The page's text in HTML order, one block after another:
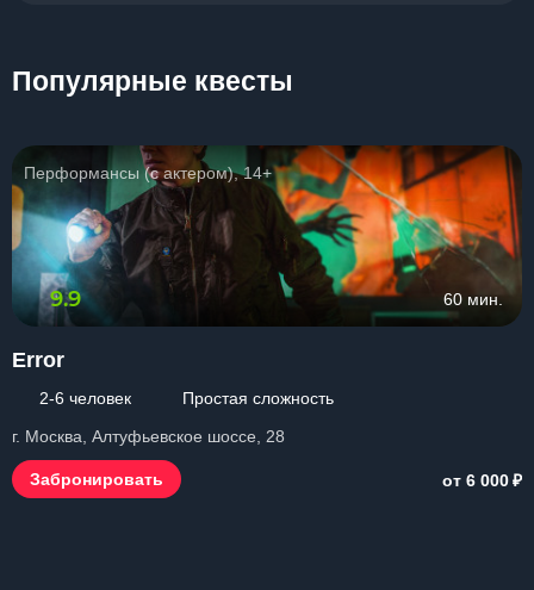
Популярные квесты
Перформансы (с актером), 14+
9.9 60 мин.
Error
2-6 человек
Простая сложность
г. Москва, Алтуфьевское шоссе, 28
Забронировать от 6 000₽